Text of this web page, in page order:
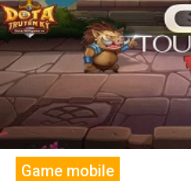
Game mobile